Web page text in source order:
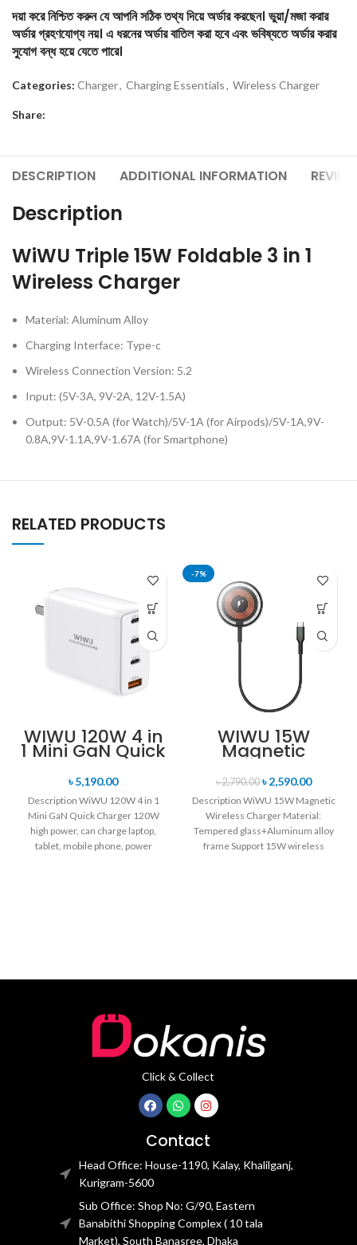
দয়া করে নিশ্চিত করুন যে আপনি সঠিক তথ্য দিয়ে অর্ডার করছেন। ভুয়া/মজা করার
অর্ডার গ্রহণযোগ্য নয়। এ ধরনের অর্ডার বাতিল করা হবে এবং ভবিষ্যতে অর্ডার করার
সুযোগ বন্ধ হয়ে যেতে পারে।
Categories: Charger, Charging Essentials, Wireless Charger
Share:
DESCRIPTION ADDITIONAL INFORMATION
Description
WiWU Triple 15W Foldable 3 in 1
Wireless Charger
Material: Aluminum Alloy
Charging Interface: Type-c
Wireless Connection Version: 5.2
Input: (5V-3A, 9V-2A, 12V-1.5A)
Output: 5V-0.5A (for Watch)/5V-1A (for Airpods)/5V-1A,9V-
0.8A,9V-1.1A,9V-1.67A (for Smartphone)
RELATED PRODUCTS
WIWU 120W 4 in
1 Mini GaN Quick
Charger
৳5,190.00
Description WiWU 120W 4 in 1
Mini GaN Quick Charger 120W
high power, can charge laptop,
tablet, mobile phone, power
-7%
WIWU 15W
Magnetic
Wireless
Charger
৳2,790.00 ৳2,590.00
Description WiWU 15W Magnetic
Wireless Charger Material:
Tempered glass+Aluminum alloy
frame Support 15W wireless
Click & Collect
Contact
Head Office: House-1190, Kalay, Khalilganj,
Kurigram-5600
Sub Office: Shop No: G/90, Eastern
Banabithi Shopping Complex ( 10 tala
Market), South Banasree, Dhaka